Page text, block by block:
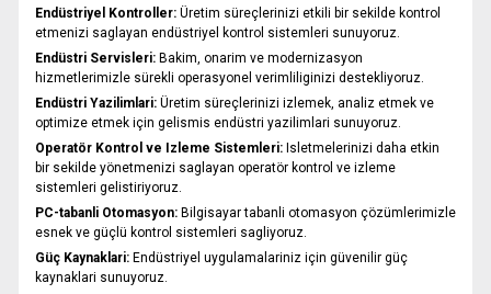
Endüstriyel Kontroller:Üretim süreçlerinizi etkili bir sekilde kontrol
etmenizi saglayan endüstriyel kontrol sistemleri sunuyoruz.
Endüstri Servisleri:Bakim, onarim ve modernizasyon
hizmetlerimizle sürekli operasyonel verimliliginizi destekliyoruz.
Endüstri Yazilimlari:Üretim süreçlerinizi izlemek, analiz etmek ve
optimize etmek için gelismis endüstri yazilimlari sunuyoruz.
Operatör Kontrol ve Izleme Sistemleri:Isletmelerinizi daha etkin
bir sekilde yönetmenizi saglayan operatör kontrol ve izleme
sistemleri gelistiriyoruz.
PC-tabanli Otomasyon: Bilgisayar tabanli otomasyon çözümlerimizle
esnek ve güçlü kontrol sistemleri sagliyoruz.
Güç Kaynaklari:Endüstriyel uygulamalariniz için güvenilir güç
kaynaklari sunuyoruz.